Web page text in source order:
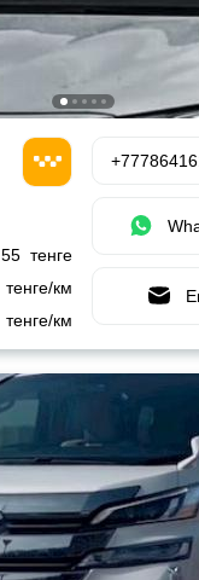
55 тенге
км
км